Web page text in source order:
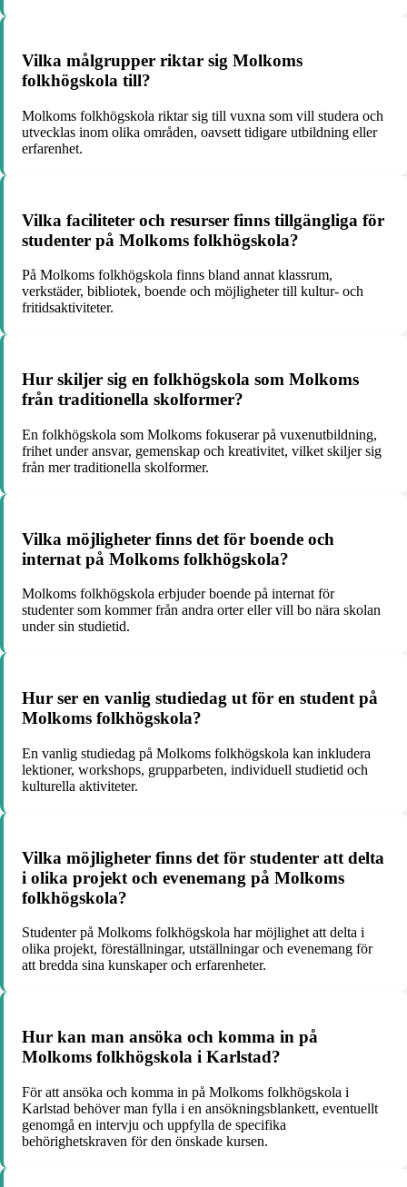
Vilka målgrupper riktar sig Molkoms
folkhögskola till?
Molkoms folkhögskola riktar sig till vuxna som vill studera och
utvecklas inom olika områden, oavsett tidigare utbildning eller
erfarenhet.
Vilka faciliteter och resurser finns tillgängliga för
studenter på Molkoms folkhögskola?
På Molkoms folkhögskola finns bland annat klassrum,
verkstäder, bibliotek, boende och möjligheter till kultur- och
fritidsaktiviteter.
Hur skiljer sig en folkhögskola som Molkoms
från traditionella skolformer?
En folkhögskola som Molkoms fokuserar på vuxenutbildning,
frihet under ansvar, gemenskap och kreativitet, vilket skiljer sig
från mer traditionella skolformer.
Vilka möjligheter finns det för boende och
internat på Molkoms folkhögskola?
Molkoms folkhögskola erbjuder boende på internat för
studenter som kommer från andra orter eller vill bo nära skolan
under sin studietid.
Hur ser en vanlig studiedag ut för en student på
Molkoms folkhögskola?
En vanlig studiedag på Molkoms folkhögskola kan inkludera
lektioner, workshops, grupparbeten, individuell studietid och
kulturella aktiviteter.
Vilka möjligheter finns det för studenter att delta
i olika projekt och evenemang på Molkoms
folkhögskola?
Studenter på Molkoms folkhögskola har möjlighet att delta i
olika projekt, föreställningar, utställningar och evenemang för
att bredda sina kunskaper och erfarenheter.
Hur kan man ansöka och komma in på
Molkoms folkhögskola i Karlstad?
För att ansöka och komma in på Molkoms folkhögskola i
Karlstad behöver man fylla i en ansökningsblankett, eventuellt
genomgå en intervju och uppfylla de specifika
behörighetskraven för den önskade kursen.